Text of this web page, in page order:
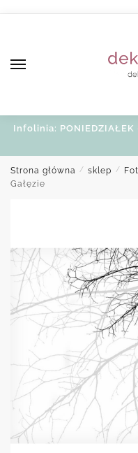
Infolinia:
Strona główna / sklep /
Gałęzie